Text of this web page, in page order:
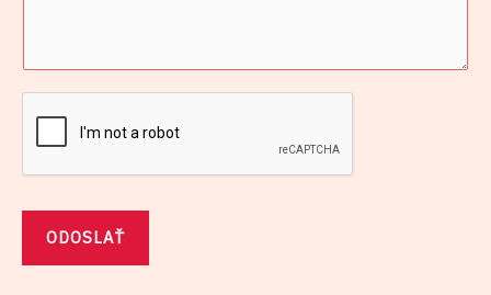
S
ODOSLAŤ